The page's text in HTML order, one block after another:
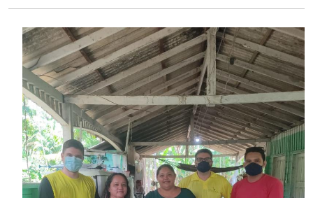
Ministério do Meio Ambiente
Ministério do Turismo
Ministério do Desenvolvimento Regional
Controladoria-Geral da União